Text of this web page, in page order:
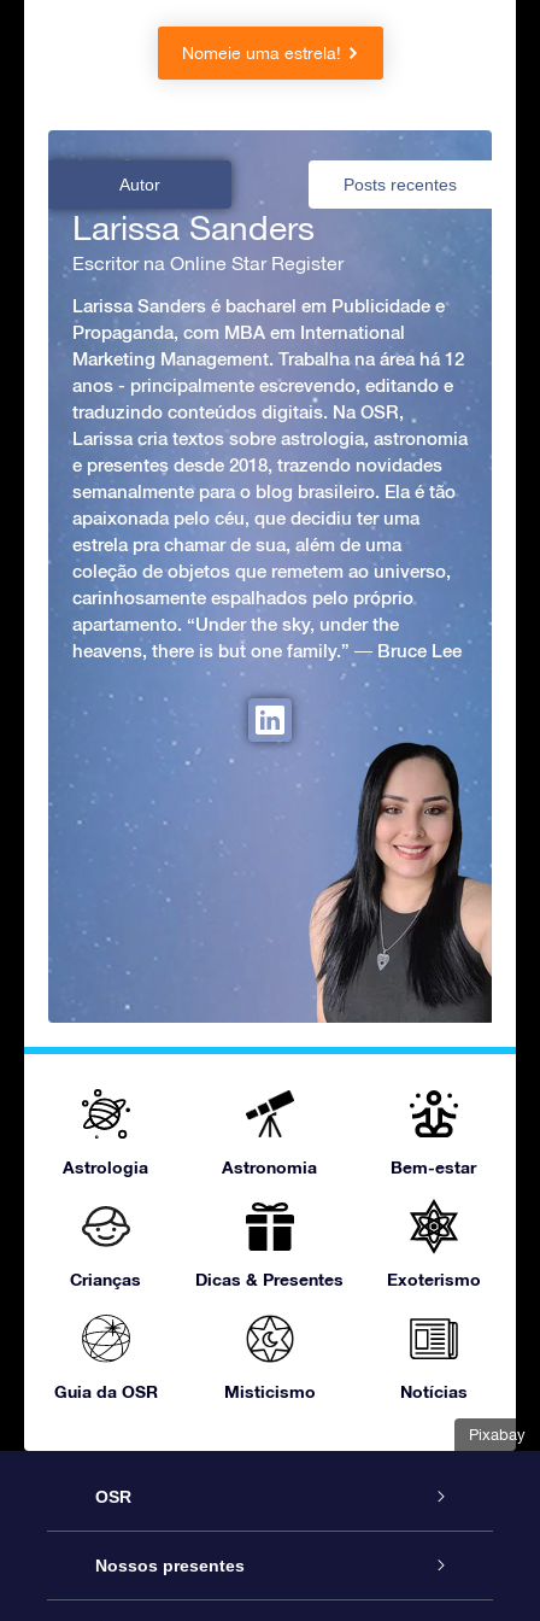
Pixabay
Nomeie uma estrela!
Autor Posts recentes
Larissa Sanders
Escritor na Online Star Register
Larissa Sanders é bacharel em Publicidade e
Propaganda, com MBA em International
Marketing Management. Trabalha na área há 12
anos - principalmente escrevendo, editando e
traduzindo conteúdos digitais. Na OSR,
Larissa cria textos sobre astrologia, astronomia
e presentes desde 2018, trazendo novidades
semanalmente para o blog brasileiro. Ela é tão
apaixonada pelo céu, que decidiu ter uma
estrela pra chamar de sua, além de uma
coleção de objetos que remetem ao universo,
carinhosamente espalhados pelo próprio
apartamento. “Under the sky, under the
heavens, there is but one family.” ― Bruce Lee
Astrologia Astronomia Bem-estar
Crianças Dicas & Presentes Exoterismo
Guia da OSR Misticismo Notícias
OSR
Serviço
Nossos presentes